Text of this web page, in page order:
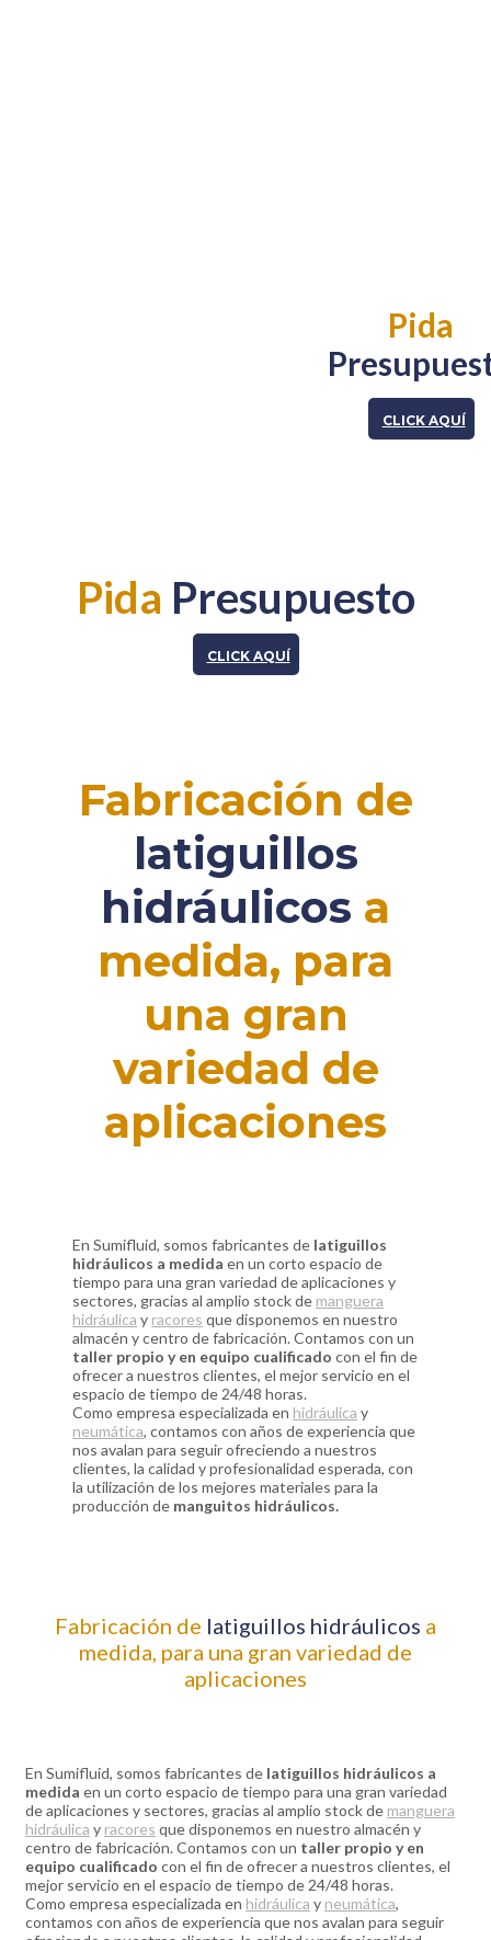
Pida
CLICK AQUÍ
Pida Presupuesto
CLICK AQUÍ
Fabricación de
latiguillos
hidráulicos a
medida, para
una gran
variedad de
aplicaciones
En Sumifluid, somos fabricantes de latiguillos
hidráulicos a medida en un corto espacio de
tiempo para una gran variedad de aplicaciones y
sectores, gracias al amplio stock de manguera
hidráulica y racores que disponemos en nuestro
almacén y centro de fabricación. Contamos con un
taller propio y en equipo cualificado con el fin de
ofrecer a nuestros clientes, el mejor servicio en el
espacio de tiempo de 24/48 horas.
Como empresa especializada en hidráulica y
neumática, contamos con años de experiencia que
nos avalan para seguir ofreciendo a nuestros
clientes, la calidad y profesionalidad esperada, con
la utilización de los mejores materiales para la
producción de manguitos hidráulicos.
Fabricación de latiguillos hidráulicos a
medida, para una gran variedad de
aplicaciones
En Sumifluid, somos fabricantes de latiguillos hidráulicos a
medida en un corto espacio de tiempo para una gran variedad
de aplicaciones y sectores, gracias al amplio stock de manguera
hidráulica y racores que disponemos en nuestro almacén y
centro de fabricación. Contamos con un taller propio y en
equipo cualificado con el fin de ofrecer a nuestros clientes, el
mejor servicio en el espacio de tiempo de 24/48 horas.
Como empresa especializada en hidráulica y neumática,
contamos con años de experiencia que nos avalan para seguir